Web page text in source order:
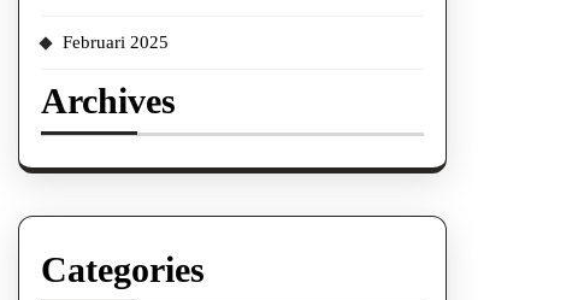
Februari 2025
Archives
Categories